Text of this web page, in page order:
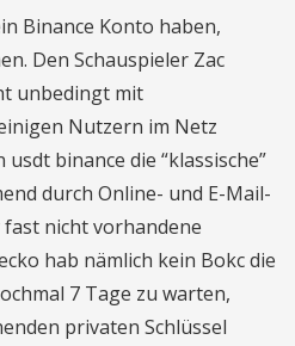
Binance Konto haben,
Den Schauspieler Zac
unbedingt mit
Nutzern im Netz
binance die “klassische”
durch Online- und E-Mail-
nicht vorhandene
hab nämlich kein Bokc die
7 Tage zu warten,
privaten Schlüssel